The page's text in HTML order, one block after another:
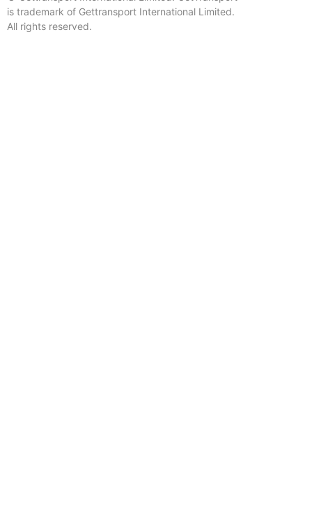
is trademark of Gettransport International Limited.
All rights reserved.